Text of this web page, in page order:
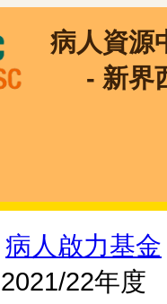
病人資源
- 新界
病人啟力基金
22年度